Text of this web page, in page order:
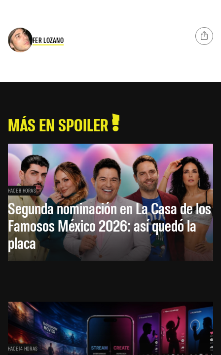
FER LOZANO
MÁS EN SPOILER
HACE 8 HORAS
Segunda nominación en La Casa de los
Famosos México 2026: así quedó la
placa
HACE 14 HORAS